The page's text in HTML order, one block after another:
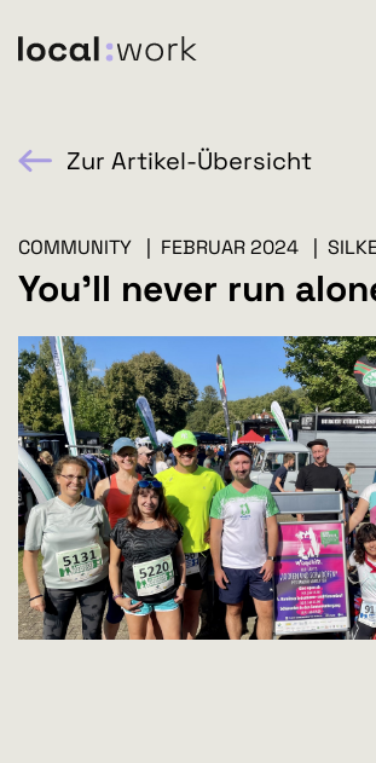
Zur Artikel-Übersicht
COMMUNITY | FEBRUAR 2024 | SILKE
You'll never run